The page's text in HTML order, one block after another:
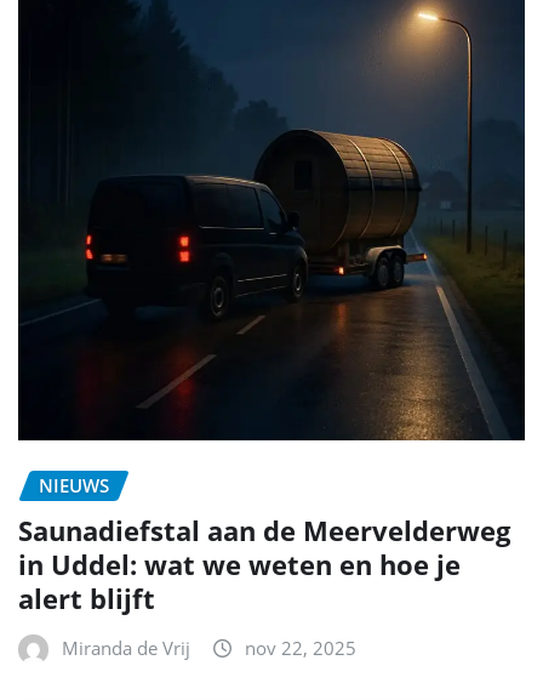
NIEUWS
Saunadiefstal aan de Meervelderweg
in Uddel: wat we weten en hoe je
alert blijft
Miranda de Vrij nov 22, 2025